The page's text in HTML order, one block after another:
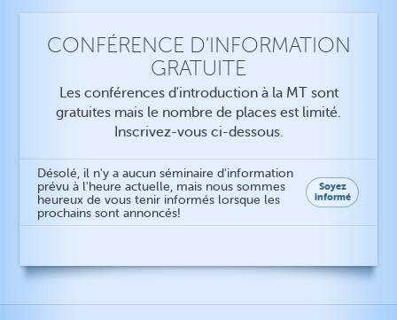
CONFÉRENCE D'INFORMATION
GRATUITE
Les conférences d'introduction à la MT sont
gratuites mais le nombre de places est limité.
Inscrivez-vous ci-dessous.
Désolé, il n'y a aucun séminaire d'information
prévu à l'heure actuelle, mais nous sommes
heureux de vous tenir informés lorsque les
prochains sont annoncés!
Soyez
informé